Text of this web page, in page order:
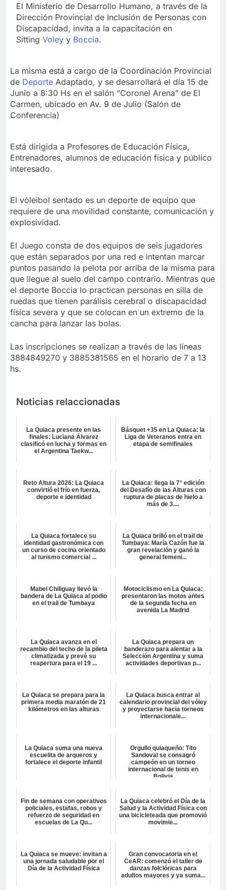
El Ministerio de Desarrollo Humano, a través de la
Dirección Provincial de Inclusión de Personas con
Discapacidad, invita a la capacitación en
Sitting Voley y Boccia.
La misma está a cargo de la Coordinación Provincial
de Deporte Adaptado, y se desarrollará el día 15 de
Junio a 8:30 Hs en el salón “Coronel Arena” de El
Carmen, ubicado en Av. 9 de Julio (Salón de
Conferencia)
Está dirigida a Profesores de Educación Física,
Entrenadores, alumnos de educación física y público
interesado.
El vóleibol sentado es un deporte de equipo que
requiere de una movilidad constante, comunicación y
explosividad.
El Juego consta de dos equipos de seis jugadores
que están separados por una red e intentan marcar
puntos pasando la pelota por arriba de la misma para
que llegue al suelo del campo contrario. Mientras que
el deporte Boccia lo practican personas en silla de
ruedas que tienen parálisis cerebral o discapacidad
física severa y que se colocan en un extremo de la
cancha para lanzar las bolas.
Las inscripciones se realizan a través de las líneas
3884849270 y 3885381565 en el horario de 7 a 13
hs.
Noticias relaccionadas
La Quiaca presente en las
finales: Luciana Álvarez
clasificó en lucha y formas en
el Argentina Taekw...
Básquet +35 en La Quiaca: la
Liga de Veteranos entra en
etapa de semifinales
Reto Altura 2026: La Quiaca
convirtió el frío en fuerza,
deporte e identidad
La Quiaca: llega la 7° edición
del Desafío de las Alturas con
ruptura de placas de hielo a
más de 3....
La Quiaca fortalece su
identidad gastronómica con
un curso de cocina orientado
al turismo comercial ...
La Quiaca brilló en el trail de
Tumbaya: María Cazón fue la
gran revelación y ganó la
general femeni...
Mabel Chiliguay llevó la
bandera de La Quiaca al podio
en el trail de Tumbaya
Motociclismo en La Quiaca:
presentaron las motos antes
de la segunda fecha en
avenida La Madrid
La Quiaca avanza en el
recambio del techo de la pileta
climatizada y prevé su
reapertura para el 19 ...
La Quiaca prepara un
banderazo para alentar a la
Selección Argentina y suma
actividades deportivas p...
La Quiaca se prepara para la
primera media maratón de 21
kilómetros en las alturas
La Quiaca busca entrar al
calendario provincial del vóley
y proyectarse hacia torneos
internacionale...
La Quiaca suma una nueva
escuelita de arqueros y
fortalece el deporte infantil
Orgullo quiaqueño: Tito
Sandoval se consagró
campeón en un torneo
internacional de tenis en
Bolivia
Fin de semana con operativos
policiales, estafas, robos y
refuerzo de seguridad en
escuelas de La Qu...
La Quiaca celebró el Día de la
Salud y la Actividad Física con
una bicicleteada que promovió
movimie...
La Quiaca se mueve: invitan a
una jornada saludable por el
Día de la Actividad Física
Gran convocatoria en el
CeAR: comenzó el taller de
danzas folclóricas para
adultos mayores y ya suma...